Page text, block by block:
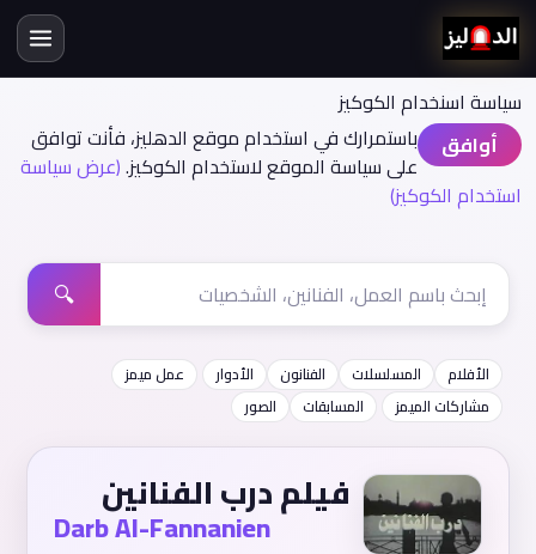
سياسة اسنخدام الكوكيز
أوافق
باستمرارك في استخدام موقع الدهليز، فأنت توافق
على سياسة الموقع لاستخدام الكوكيز.(عرض سياسة
استخدام الكوكيز)
🔍
الأفلام المسلسلات الفنانون الأدوار
عمل ميمز
مشاركات الميمز
المسابقات الصور
فيلم درب الفنانين
Darb Al-Fannanien